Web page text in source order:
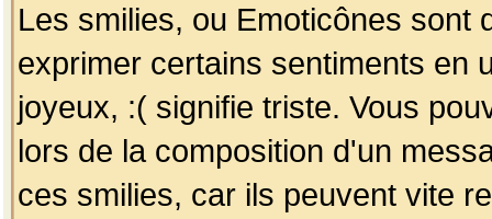
Les smilies, ou Emoticônes sont
exprimer certains sentiments en
joyeux, :( signifie triste. Vous
lors de la composition d'un
ces smilies, car ils peuvent vite